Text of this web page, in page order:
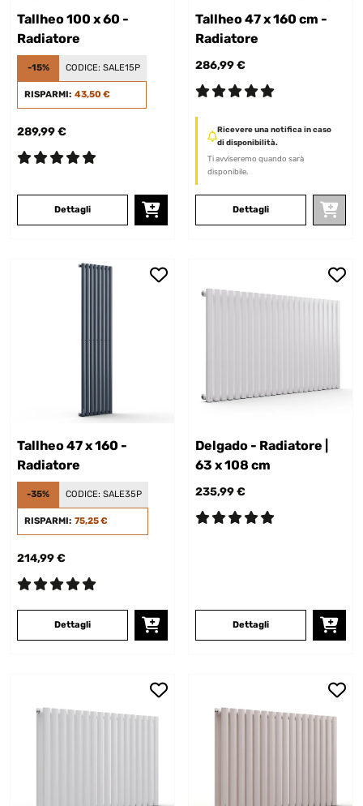
Tallheo 100 x 60 -
Radiatore
-15% CODICE: SALE15P
RISPARMI: 43,50 €
289,99 €
Dettagli
Tallheo 47 x 160 cm -
Radiatore
286,99 €
Ricevere una notifica in caso
di disponibilità.
Ti avviseremo quando sarà
disponibile.
Dettagli
Tallheo 47 x 160 -
Radiatore
-35% CODICE: SALE35P
RISPARMI: 75,25 €
214,99 €
Dettagli
Delgado - Radiatore |
63 x 108 cm
235,99 €
Dettagli